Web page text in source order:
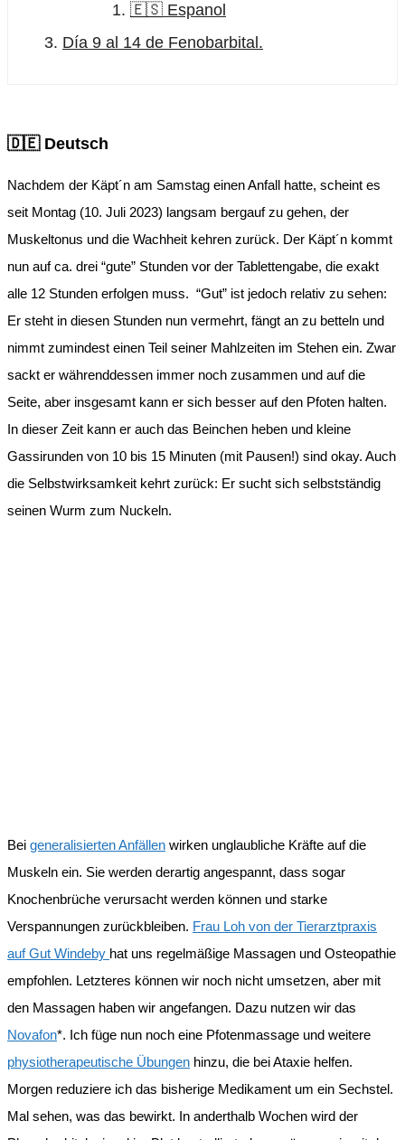
🇪🇸 Espanol
Día 9 al 14 de Fenobarbital.
🇩🇪 Deutsch
Nachdem der Käpt´n am Samstag einen Anfall hatte, scheint es
seit Montag (10. Juli 2023) langsam bergauf zu gehen, der
Muskeltonus und die Wachheit kehren zurück. Der Käpt´n kommt
nun auf ca. drei “gute” Stunden vor der Tablettengabe, die exakt
alle 12 Stunden erfolgen muss. “Gut” ist jedoch relativ zu sehen:
Er steht in diesen Stunden nun vermehrt, fängt an zu betteln und
nimmt zumindest einen Teil seiner Mahlzeiten im Stehen ein. Zwar
sackt er währenddessen immer noch zusammen und auf die
Seite, aber insgesamt kann er sich besser auf den Pfoten halten.
In dieser Zeit kann er auch das Beinchen heben und kleine
Gassirunden von 10 bis 15 Minuten (mit Pausen!) sind okay. Auch
die Selbstwirksamkeit kehrt zurück: Er sucht sich selbstständig
seinen Wurm zum Nuckeln.
Bei generalisierten Anfällen wirken unglaubliche Kräfte auf die
Muskeln ein. Sie werden derartig angespannt, dass sogar
Knochenbrüche verursacht werden können und starke
Verspannungen zurückbleiben. Frau Loh von der Tierarztpraxis
auf Gut Windeby hat uns regelmäßige Massagen und Osteopathie
empfohlen. Letzteres können wir noch nicht umsetzen, aber mit
den Massagen haben wir angefangen. Dazu nutzen wir das
Novafon*. Ich füge nun noch eine Pfotenmassage und weitere
physiotherapeutische Übungen hinzu, die bei Ataxie helfen.
Morgen reduziere ich das bisherige Medikament um ein Sechstel.
Mal sehen, was das bewirkt. In anderthalb Wochen wird der